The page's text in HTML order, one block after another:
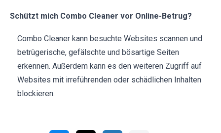
Schützt mich Combo Cleaner vor Online-Betrug?
Combo Cleaner kann besuchte Websites scannen und
betrügerische, gefälschte und bösartige Seiten
erkennen. Außerdem kann es den weiteren Zugriff auf
Websites mit irreführenden oder schädlichen Inhalten
blockieren.